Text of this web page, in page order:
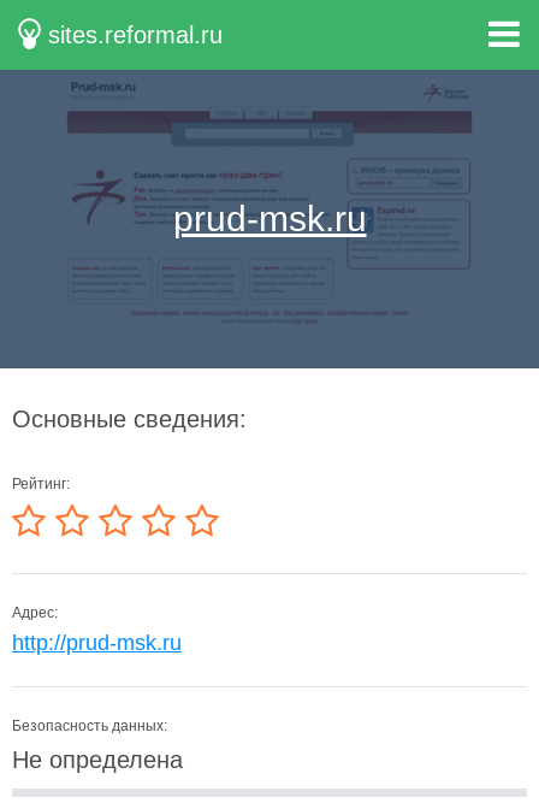
sites.reformal.ru
prud-msk.ru
Основные сведения:
Рейтинг:
Адрес:
http://prud-msk.ru
Безопасность данных:
Не определена